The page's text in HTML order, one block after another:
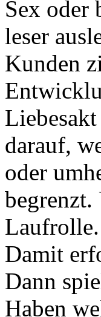
Sex oder
leser
Kunden
darauf,
oder
Laufrolle.
Damit
Dann
Haben